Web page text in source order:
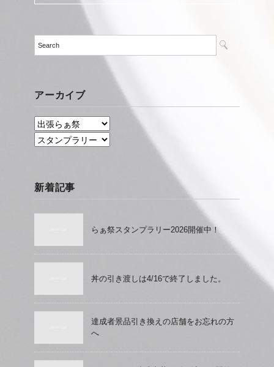
アーカイブ
新着記事
らぁ祭スタンプラリー2026開催中！
丼の引き渡しは4/16で終了しました。
達成者景品引き換えの店舗をお忘れの方
へ